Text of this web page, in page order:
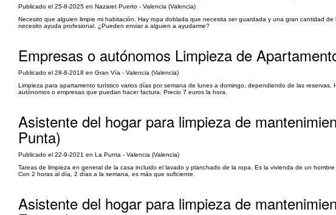
Publicado el 25-8-2025 en Nazaret Puerto - Valencia (Valencia)
Necesito que alguien limpie mi habitación. Hay ropa doblada que necesita ser guardada y una gran cantidad
necesito ayuda profesional. ¿Pueden enviar a alguien a ayudarme?
Empresas o autónomos Limpieza de
Publicado el 28-8-2018 en Gran Vía - Valencia (Valencia)
Limpieza para apartamento turístico varios días por semana de lunes a domingo, dependiendo de las
autónomos o empresas que puedan hacer factura. Precio 7 euros la hora.
Asistente del hogar para limpieza de
Punta)
Publicado el 22-9-2021 en La Punta - Valencia (Valencia)
Tareas de limpieza en general de la casa incluido el lavado y planchado de la ropa. Es la vivienda de un
Con 2 horas al día, 2 días a la semana, es más que suficiente.
Asistente del hogar para limpieza de